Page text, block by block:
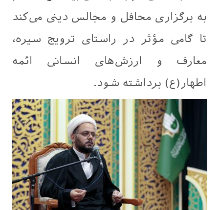
به برگزاری محافل و مجالس دینی می‌کند
تا گامی مؤثر در راستای ترویج سیره،
معارف و ارزش‌های انسانی ائمه
اطهار(ع) برداشته شود.